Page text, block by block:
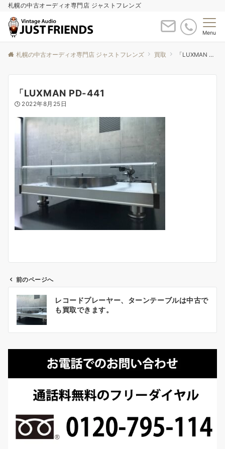
札幌の中古オーディオ専門店 ジャストフレンズ
Menu
札幌の中古オーディオ専門店 ジャストフレンズ 買取 「LUXMAN PD-441
「LUXMAN PD-441
2022年8月25日
ョ
前のページへ
レコードプレーヤー、ターンテーブルは中古で
も買取できます。